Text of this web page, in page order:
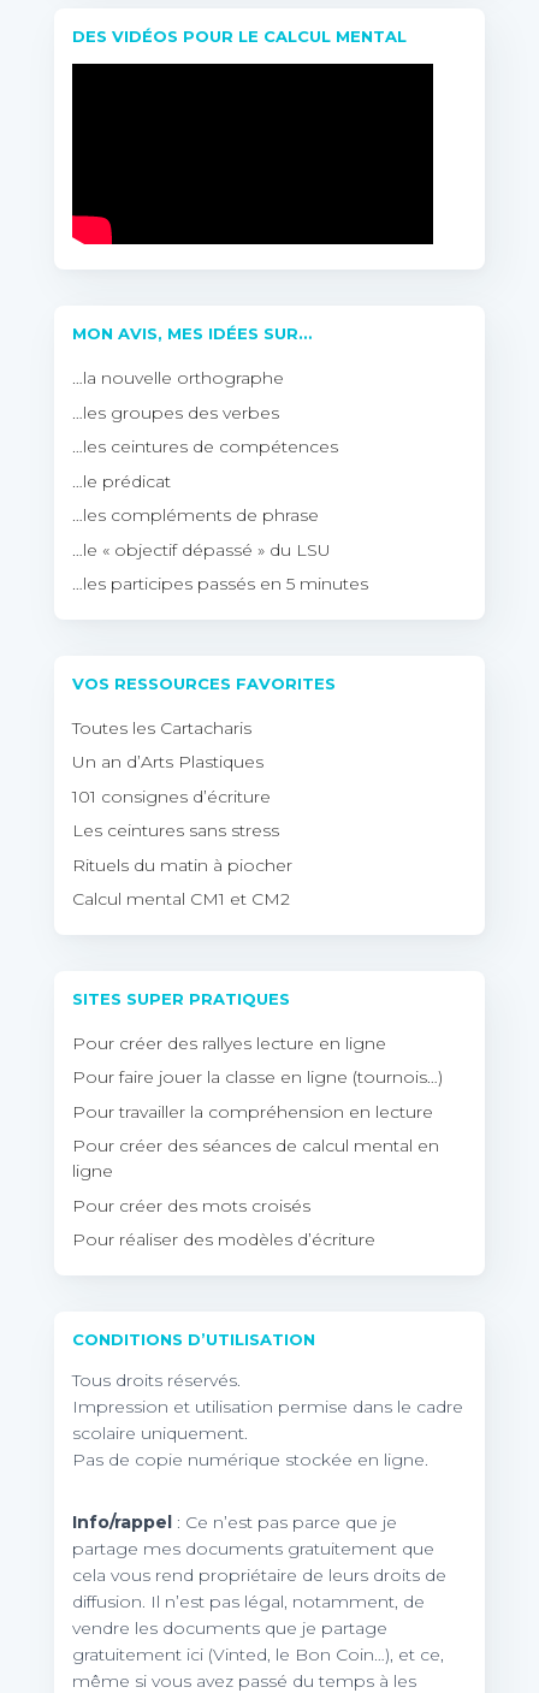
DES VIDÉOS POUR LE CALCUL MENTAL
MON AVIS, MES IDÉES SUR…
…la nouvelle orthographe
…les groupes des verbes
…les ceintures de compétences
…le prédicat
…les compléments de phrase
…le « objectif dépassé » du LSU
…les participes passés en 5 minutes
VOS RESSOURCES FAVORITES
Toutes les Cartacharis
Un an d’Arts Plastiques
101 consignes d’écriture
Les ceintures sans stress
Rituels du matin à piocher
Calcul mental CM1 et CM2
SITES SUPER PRATIQUES
Pour créer des rallyes lecture en ligne
Pour faire jouer la classe en ligne (tournois…)
Pour travailler la compréhension en lecture
Pour créer des séances de calcul mental en
ligne
Pour créer des mots croisés
Pour réaliser des modèles d’écriture
CONDITIONS D’UTILISATION
Tous droits réservés.
Impression et utilisation permise dans le cadre
scolaire uniquement.
Pas de copie numérique stockée en ligne.
Info/rappel : Ce n’est pas parce que je
partage mes documents gratuitement que
cela vous rend propriétaire de leurs droits de
diffusion. Il n’est pas légal, notamment, de
vendre les documents que je partage
gratuitement ici (Vinted, le Bon Coin…), et ce,
même si vous avez passé du temps à les